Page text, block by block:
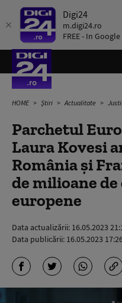
Digi24
m.digi24.ro
FREE - In
HOME Știri Actualitate
Parchetul
Laura Kovesi
România și
de milioane
europene
Data actualizării: 16.05.2023
Data publicării: 16.05.2023